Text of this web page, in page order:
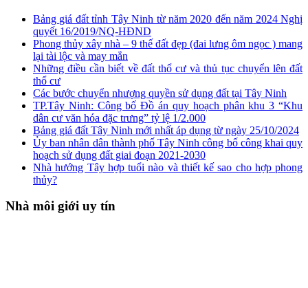
Bảng giá đất tỉnh Tây Ninh từ năm 2020 đến năm 2024 Nghị
quyết 16/2019/NQ-HĐND
Phong thủy xây nhà – 9 thế đất đẹp (đai lưng ôm ngọc ) mang
lại tài lộc và may mắn
Những điều cần biết về đất thổ cư và thủ tục chuyển lên đất
thổ cư
Các bước chuyển nhượng quyền sử dụng đất tại Tây Ninh
TP.Tây Ninh: Công bố Đồ án quy hoạch phân khu 3 “Khu
dân cư văn hóa đặc trưng” tỷ lệ 1/2.000
Bảng giá đất Tây Ninh mới nhất áp dụng từ ngày 25/10/2024
Ủy ban nhân dân thành phố Tây Ninh công bố công khai quy
hoạch sử dụng đất giai đoạn 2021-2030
Nhà hướng Tây hợp tuổi nào và thiết kế sao cho hợp phong
thủy?
Nhà môi giới uy tín